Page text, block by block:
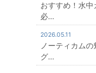
おすすめ！水中
必…
2026.05.11
ノーティカム
グ…